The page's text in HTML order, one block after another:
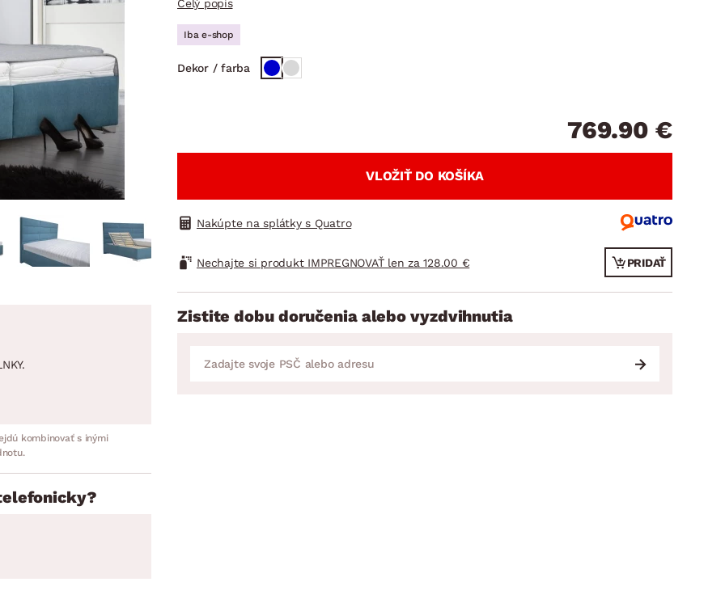
DOMÁCE SPOTREBIČECelý popis
Iba e-shop
Dekor / farba
769.90 €
VLOŽIŤ DO KOŠÍKA
Nakúpte na splátky s Quatro
Nechajte si produkt IMPREGNOVAŤ len za 128.00 € PRIDAŤ
Zistite dobu doručenia alebo vyzdvihnutia
kombinovať s inými